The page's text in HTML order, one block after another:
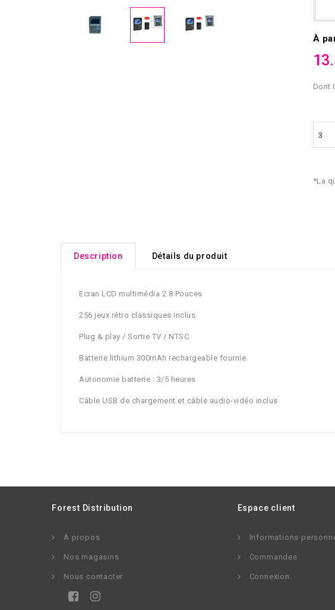
À
Dont
*La
Description Détails du produit
Ecran LCD multimédia 2.8 Pouces
256 jeux rétro classiques inclus
Plug & play / Sortie TV / NTSC
Batterie lithium 300mAh rechargeable fournie
Autonomie batterie : 3/5 heures
Câble USB de chargement et câble audio-vidéo inclus
Forest Distribution
À propos
Nos magasins
Nous contacter
Espace client
Informations
Commandes
Connexion